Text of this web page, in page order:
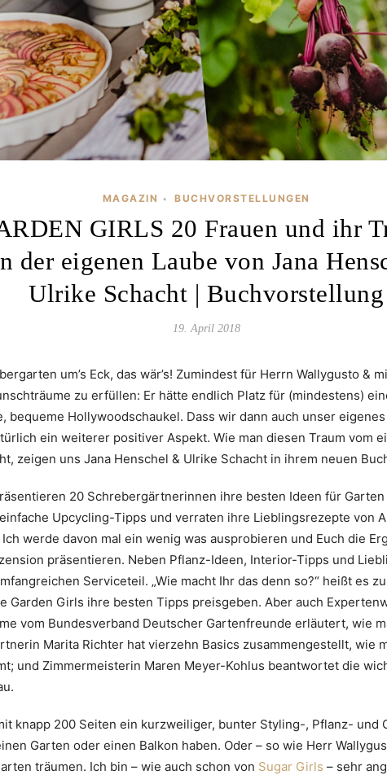
MAGAZIN • BUCHVORSTELLUNGEN
GIRLS 20 Frauen und ihr
der eigenen Laube von Jana
Ulrike Schacht | Buchvorstellung
19. April 2018
um’s Eck, das wär’s! Zumindest für Herrn Wallygusto &
zu erfüllen: Er hätte endlich Platz für (mindestens)
bequeme Hollywoodschaukel. Dass wir dann auch unser
ein weiterer positiver Aspekt. Wie man diesen Traum vom
zeigen uns Jana Henschel & Ulrike Schacht in ihrem neuen
20 Schrebergärtnerinnen ihre besten Ideen für Garten
Upcycling-Tipps und verraten ihre Lieblingsrezepte von
werde davon mal ein wenig was ausprobieren und Euch die
präsentieren. Neben Pflanz-Ideen, Interior-Tipps und
Serviceteil. „Wie macht Ihr das denn so?“ heißt es
Garden Girls ihre besten Tipps preisgeben. Aber auch
vom Bundesverband Deutscher Gartenfreunde erläutert, wie
Marita Richter hat vierzehn Basics zusammengestellt, wie
und Zimmermeisterin Maren Meyer-Kohlus beantwortet die
knapp 200 Seiten ein kurzweiliger, bunter Styling-, Pflanz- und
Garten oder einen Balkon haben. Oder – so wie Herr
träumen. Ich bin – wie auch schon von Sugar Girls – sehr